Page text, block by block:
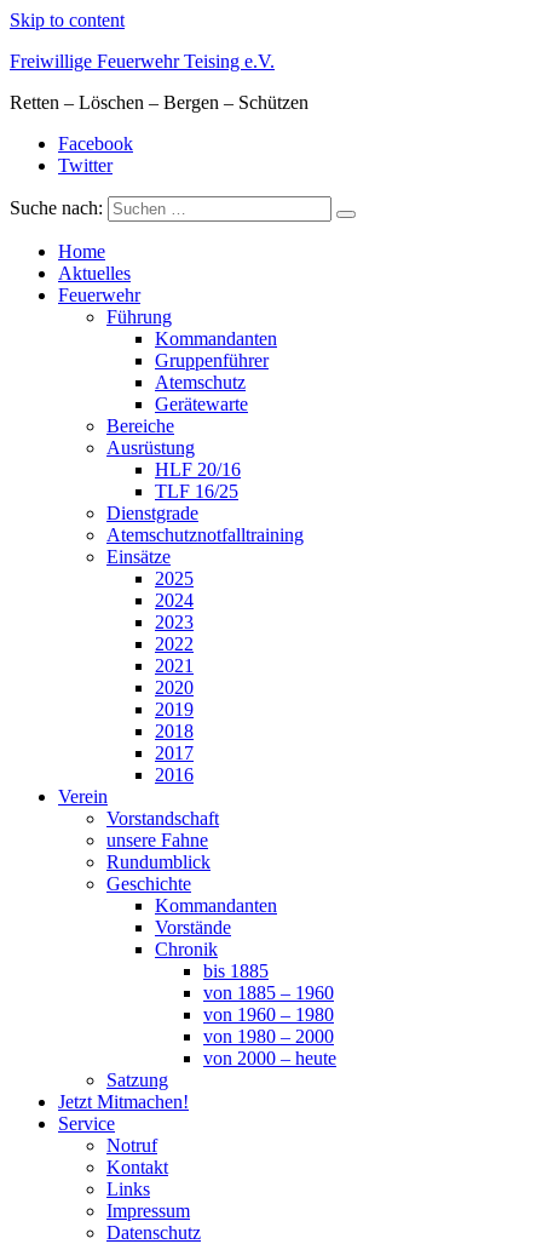
Skip to content
Freiwillige Feuerwehr Teising e.V.
Retten – Löschen – Bergen – Schützen
Facebook
Twitter
Suche nach:
Home
Aktuelles
Feuerwehr
Führung
Kommandanten
Gruppenführer
Atemschutz
Gerätewarte
Bereiche
Ausrüstung
HLF 20/16
TLF 16/25
Dienstgrade
Atemschutznotfalltraining
Einsätze
2025
2024
2023
2022
2021
2020
2019
2018
2017
2016
Verein
Vorstandschaft
unsere Fahne
Rundumblick
Geschichte
Kommandanten
Vorstände
Chronik
bis 1885
von 1885 – 1960
von 1960 – 1980
von 1980 – 2000
von 2000 – heute
Satzung
Jetzt Mitmachen!
Service
Notruf
Kontakt
Links
Impressum
Datenschutz